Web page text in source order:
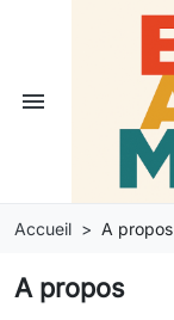
menu
Accueil A propos
A propos